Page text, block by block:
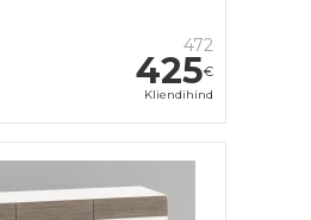
472
425€
Kliendihind